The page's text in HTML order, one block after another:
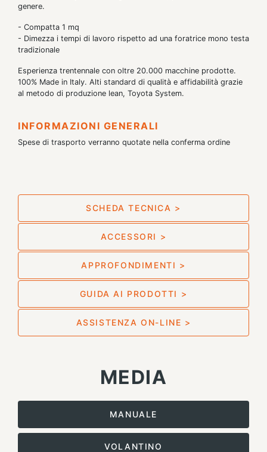
genere.
- Compatta 1 mq
- Dimezza i tempi di lavoro rispetto ad una foratrice mono testa
tradizionale
Esperienza trentennale con oltre 20.000 macchine prodotte.
100% Made in Italy. Alti standard di qualità e affidabilità grazie
al metodo di produzione lean, Toyota System.
INFORMAZIONI GENERALI
Spese di trasporto verranno quotate nella conferma ordine
SCHEDA TECNICA >
ACCESSORI >
APPROFONDIMENTI >
GUIDA AI PRODOTTI >
ASSISTENZA ON-LINE >
MEDIA
MANUALE
VOLANTINO